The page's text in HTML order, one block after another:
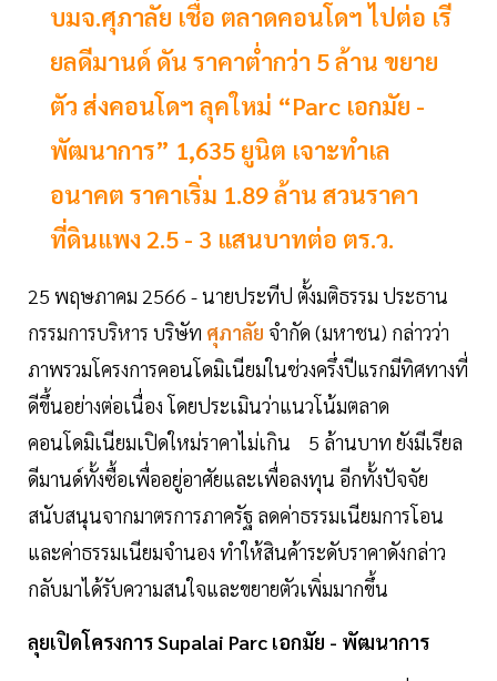
บมจ.ศุภาลัย เชื่อ ตลาดคอนโดฯ ไปต่อ เรี
ยลดีมานด์ ดัน ราคาต่ำกว่า 5 ล้าน ขยาย
ตัว ส่งคอนโดฯ ลุคใหม่ “Parc เอกมัย -
พัฒนาการ” 1,635 ยูนิต เจาะทำเล
อนาคต ราคาเริ่ม 1.89 ล้าน สวนราคา
ที่ดินแพง 2.5 - 3 แสนบาทต่อ ตร.ว.
25 พฤษภาคม 2566 - นายประทีป ตั้งมติธรรม ประธาน
กรรมการบริหาร บริษัท ศุภาลัย จำกัด (มหาชน) กล่าวว่า
ภาพรวมโครงการคอนโดมิเนียมในช่วงครึ่งปีแรกมีทิศทางที่
ดีขึ้นอย่างต่อเนื่อง โดยประเมินว่าแนวโน้มตลาด
คอนโดมิเนียมเปิดใหม่ราคาไม่เกิน 5 ล้านบาท ยังมีเรียล
ดีมานด์ทั้งซื้อเพื่ออยู่อาศัยและเพื่อลงทุน อีกทั้งปัจจัย
สนับสนุนจากมาตรการภาครัฐ ลดค่าธรรมเนียมการโอน
และค่าธรรมเนียมจำนอง ทำให้สินค้าระดับราคาดังกล่าว
กลับมาได้รับความสนใจและขยายตัวเพิ่มมากขึ้น
ลุยเปิดโครงการ Supalai Parc เอกมัย - พัฒนาการ